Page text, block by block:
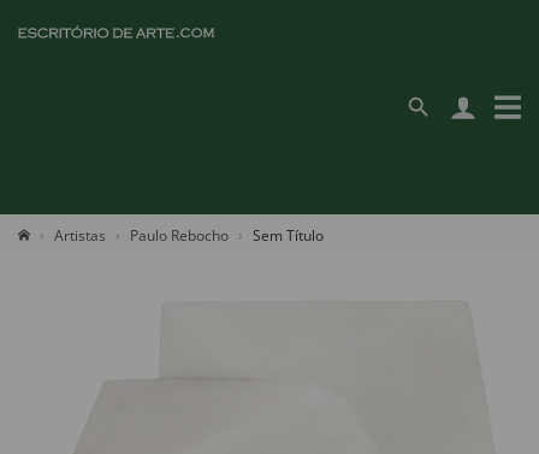
Artistas Paulo Rebocho Sem Título